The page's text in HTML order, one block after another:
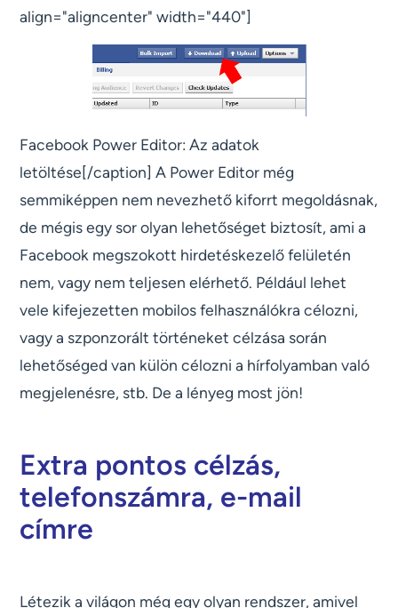
align="aligncenter" width="440"]
Facebook Power Editor: Az adatok
letöltése[/caption] A Power Editor még
semmiképpen nem nevezhető kiforrt megoldásnak,
de mégis egy sor olyan lehetőséget biztosít, ami a
Facebook megszokott hirdetéskezelő felületén
nem, vagy nem teljesen elérhető. Például lehet
vele kifejezetten mobilos felhasználókra célozni,
vagy a szponzorált történeket célzása során
lehetőséged van külön célozni a hírfolyamban való
megjelenésre, stb. De a lényeg most jön!
Extra pontos célzás,
telefonszámra, e-mail
címre
Létezik a világon még egy olyan rendszer, amivel